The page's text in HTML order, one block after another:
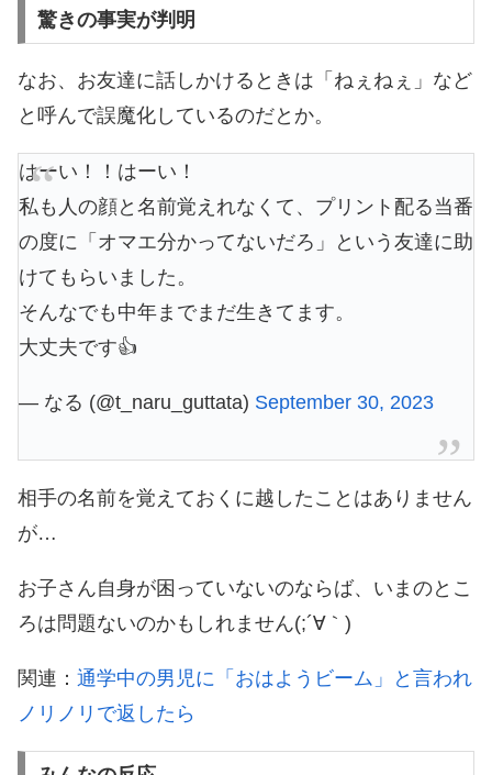
驚きの事実が判明
なお、お友達に話しかけるときは「ねぇねぇ」など
と呼んで誤魔化しているのだとか。
はーい！！はーい！
私も人の顔と名前覚えれなくて、プリント配る当番
の度に「オマエ分かってないだろ」という友達に助
けてもらいました。
そんなでも中年までまだ生きてます。
大丈夫です👍
— なる (@t_naru_guttata) September 30, 2023
相手の名前を覚えておくに越したことはありません
が…
お子さん自身が困っていないのならば、いまのとこ
ろは問題ないのかもしれません(;´∀｀)
関連： 通学中の男児に「おはようビーム」と言われ
ノリノリで返したら